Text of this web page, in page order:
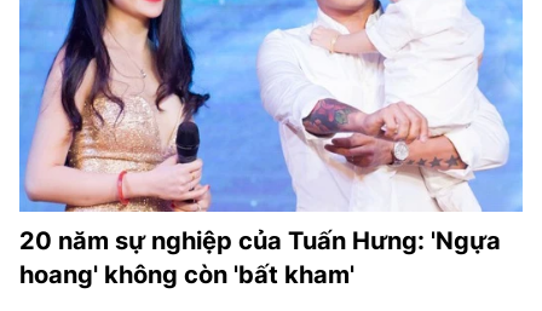
20 năm sự nghiệp của Tuấn Hưng: 'Ngựa
hoang' không còn 'bất kham'